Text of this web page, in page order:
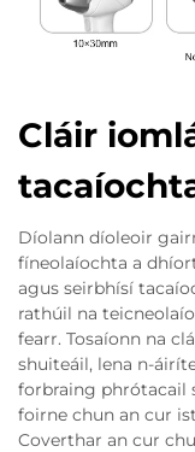
Cláir
Díolann díoleoir
fíneolaíochta a
agus seirbhísí
rathúil na
fearr. Tosaíonn na
shuiteáil, lena n-
forbraing phrótacail
foirne chun an cur
Coverthar an cur